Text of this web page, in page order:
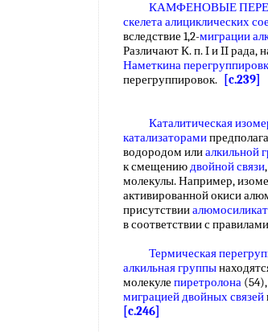
КАМФЕНОВЫЕ
скелетаалициклических
вследствие 1,2-миграции
Различают К. п. I и II рада,
Наметкина
перегруппировок.
[c.239]
Каталитическая
катализаторами
водородом илиалкильной
к смещениюдвойной связи
молекулы. Например,
активированной окиси
присутствии
в соответствии с
Термическая
алкильная группы
молекуле пиретролона
миграцией двойных связей
[c.246]